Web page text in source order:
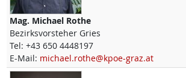
Mag. Michael Rothe
Bezirksvorsteher Gries
Tel: +43 650 4448197
E-Mail: michael.rothe@kpoe-graz.at